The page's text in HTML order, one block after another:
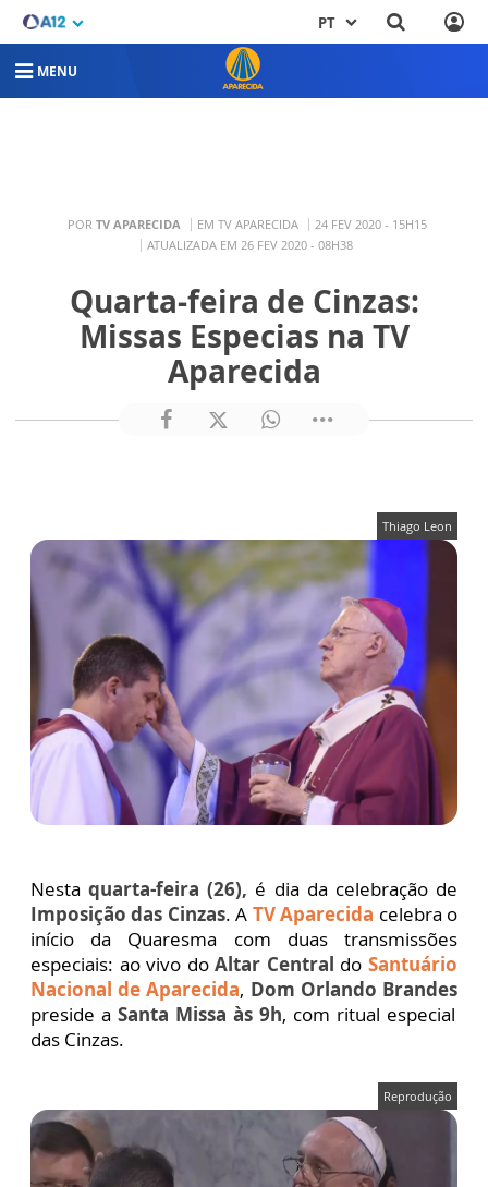
PT
MENU
POR TV APARECIDA EM TV APARECIDA
24 FEV 2020 - 15H15
ATUALIZADA EM 26 FEV 2020 - 08H38
Quarta-feira de Cinzas:
Missas Especias na TV
Aparecida
Thiago Leon
Nestaquarta-feira (26), é dia da celebração de
Imposição das Cinzas. A TV Aparecida celebra o
início da Quaresma com duas transmissões
especiais: ao vivo doAltar Central doSantuário
Nacional de Aparecida, Dom Orlando Brandes
preside a Santa Missa às 9h, com ritual especial
das Cinzas.
Reprodução